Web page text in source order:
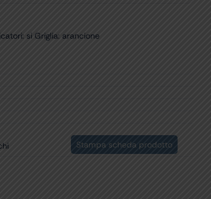
si Griglia: arancione
Stampa scheda prodotto